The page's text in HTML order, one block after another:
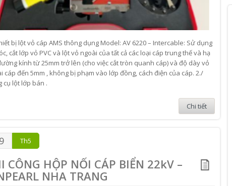
bị lột vỏ cáp AMS thông dụng Model: AV 6220 – Intercable: Sử dụng
cắt lớp vỏ PVC và lột vỏ ngoài của tất cả các loại cáp trung thế và hạ
kính từ 25mm trở lên (cho việc cắt tròn quanh cáp) và độ dày vỏ
cáp đến 5mm , không bị phạm vào lớp đồng, cách điện của cáp. 2./
cụ lột lớp bán .
Chi tiết
Th5
CÔNG HỘP NỐI CÁP BIỂN 22kV –
NHA TRANG